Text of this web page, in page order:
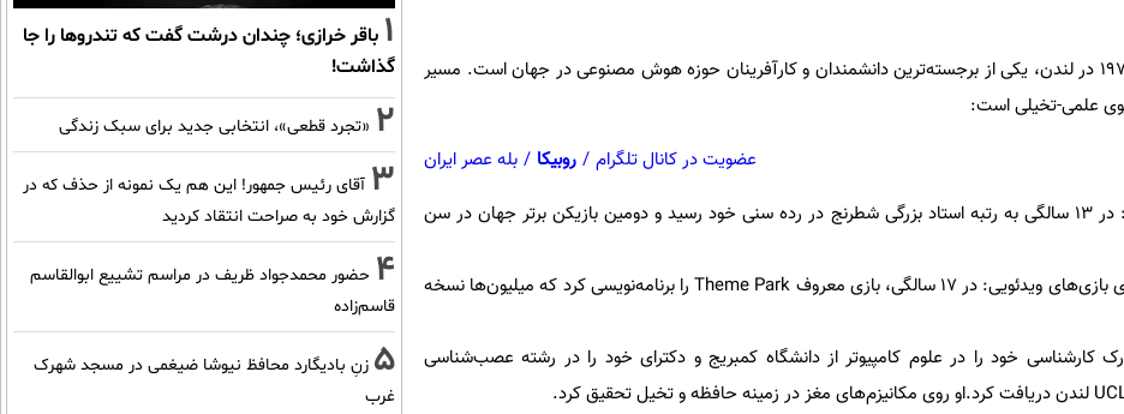
دمیس هاسابیس، متولد ۱۹۷۶ در لندن، یکی از برجسته‌ترین دانشمندان و کارآفرینان حوزه هوش مصنوعی در جهان است. مسیر
علمی-تخیلی است:
عضویت در کانال تلگرام / روبیکا / بله عصر ایران
کودک نابغه شطرنج: در ۱۳ سالگی به رتبه استاد بزرگی شطرنج در رده سنی خود رسید و دومین بازیکن برتر جهان در سن
برنامه‌نویس افسانه‌ای بازی‌های ویدئویی: در ۱۷ سالگی، بازی معروف Theme Park را برنامه‌نویسی کرد که میلیون‌ها نسخه
کارشناسی خود را در علوم کامپیوتر از دانشگاه کمبریج و دکترای خود را در رشته عصب‌شناسی
1 باقر خرازی؛ چندان درشت گفت که تندروها را جا
گذاشت!
2 «تجرد قطعی»، انتخابی جدید برای سبک زندگی
3 آقای رئیس جمهور! این هم یک نمونه از حذف که در
گزارش خود به صراحت انتقاد کردید
4 حضور محمدجواد ظریف در مراسم تشییع ابوالقاسم
قاسم‌زاده
5 زنِ بادیگارد محافظ نیوشا ضیغمی در مسجد شهرک
غرب